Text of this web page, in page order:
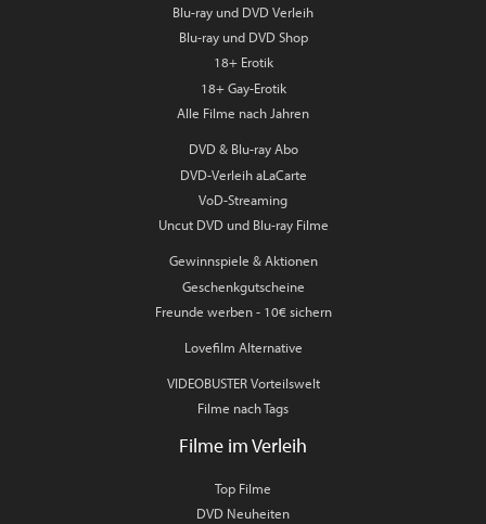
Blu-ray und DVD Verleih
Blu-ray und DVD Shop
18+ Erotik
18+ Gay-Erotik
Alle Filme nach Jahren
DVD & Blu-ray Abo
DVD-Verleih aLaCarte
VoD-Streaming
Uncut DVD und Blu-ray Filme
Gewinnspiele & Aktionen
Geschenkgutscheine
Freunde werben - 10€ sichern
Lovefilm Alternative
VIDEOBUSTER Vorteilswelt
Filme nach Tags
Filme im Verleih
Top Filme
DVD Neuheiten